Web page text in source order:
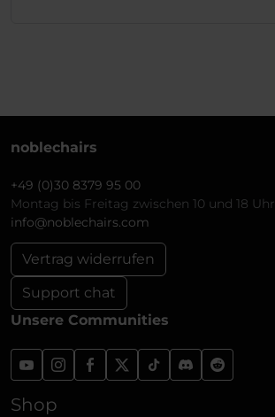
noblechairs
+49 (0)30 8379 95 00
Montag bis Freitag zwischen 10 und 18 Uhr
info@noblechairs.com
Vertrag widerrufen
Support chat
Unsere Communities
Shop